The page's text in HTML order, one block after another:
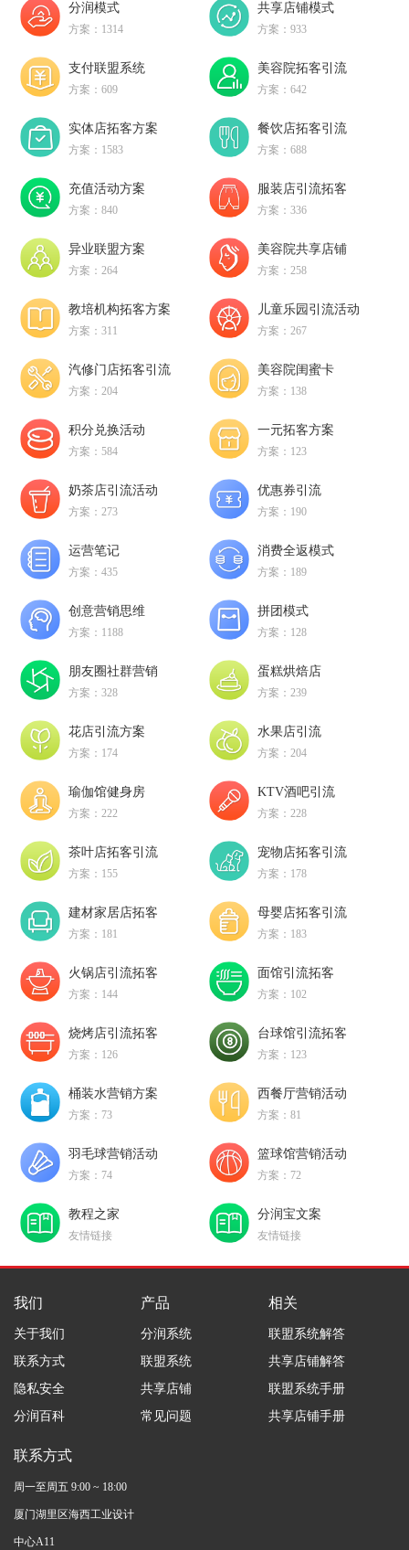
分润模式
方案：1314
共享店铺模式
方案：933
支付联盟系统
方案：609
美容院拓客引流
方案：642
实体店拓客方案
方案：1583
餐饮店拓客引流
方案：688
充值活动方案
方案：840
服装店引流拓客
方案：336
异业联盟方案
方案：264
美容院共享店铺
方案：258
教培机构拓客方案
方案：311
儿童乐园引流活动
方案：267
汽修门店拓客引流
方案：204
美容院闺蜜卡
方案：138
积分兑换活动
方案：584
一元拓客方案
方案：123
奶茶店引流活动
方案：273
优惠券引流
方案：190
运营笔记
方案：435
消费全返模式
方案：189
创意营销思维
方案：1188
拼团模式
方案：128
朋友圈社群营销
方案：328
蛋糕烘焙店
方案：239
花店引流方案
方案：174
水果店引流
方案：204
瑜伽馆健身房
方案：222
KTV酒吧引流
方案：228
茶叶店拓客引流
方案：155
宠物店拓客引流
方案：178
建材家居店拓客
方案：181
母婴店拓客引流
方案：183
火锅店引流拓客
方案：144
面馆引流拓客
方案：102
烧烤店引流拓客
方案：126
台球馆引流拓客
方案：123
桶装水营销方案
方案：73
西餐厅营销活动
方案：81
羽毛球营销活动
方案：74
篮球馆营销活动
方案：72
教程之家
友情链接
分润宝文案
友情链接
我们
关于我们
联系方式
隐私安全
分润百科
产品
分润系统
联盟系统
共享店铺
常见问题
相关
联盟系统解答
共享店铺解答
联盟系统手册
共享店铺手册
联系方式
周一至周五 9:00 ~ 18:00
厦门湖里区海西工业设计
中心A11